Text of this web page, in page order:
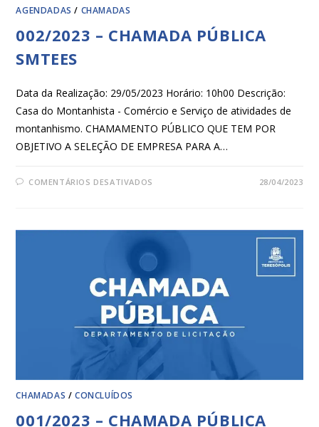
AGENDADAS / CHAMADAS
002/2023 – CHAMADA PÚBLICA
SMTEES
Data da Realização: 29/05/2023 Horário: 10h00 Descrição:
Casa do Montanhista - Comércio e Serviço de atividades de
montanhismo. CHAMAMENTO PÚBLICO QUE TEM POR
OBJETIVO A SELEÇÃO DE EMPRESA PARA A…
COMENTÁRIOS DESATIVADOS 28/04/2023
CHAMADAS /CONCLUÍDOS
001/2023 – CHAMADA PÚBLICA